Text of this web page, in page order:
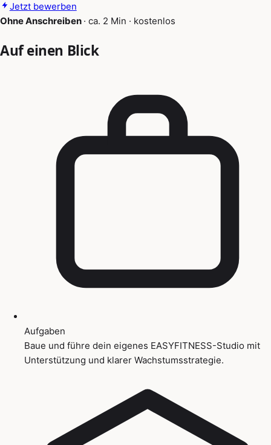
Jetzt bewerben
Ohne Anschreiben · ca. 2 Min · kostenlos
Auf einen Blick
Aufgaben
Baue und führe dein eigenes EASYFITNESS-Studio mit
Unterstützung und klarer Wachstumsstrategie.